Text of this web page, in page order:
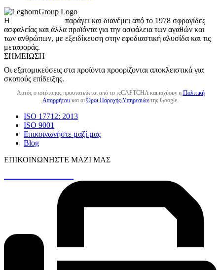
Η
παράγει και διανέμει από το 1978 σφραγίδες
ασφαλείας και άλλα προϊόντα για την ασφάλεια των αγαθών και
των ανθρώπων, με εξειδίκευση στην εφοδιαστική αλυσίδα και τις
μεταφοράς.
ΣΗΜΕΊΩΣΗ
Οι εξατομικεύσεις στα προϊόντα προορίζονται αποκλειστικά για
σκοπούς επίδειξης.
Αυτός ο ιστότοπος προστατεύεται από το reCAPTCHA και ισχύουν η Πολιτική
Απορρήτου και οιΌροι Παροχής Υπηρεσιών της Google.
ISO 17712: 2013
ISO 9001
Επικοινωνήστε μαζί μας
Blog
ΕΠΙΚΟΙΝΩΝΉΣΤΕ ΜΑΖΊ ΜΑΣ